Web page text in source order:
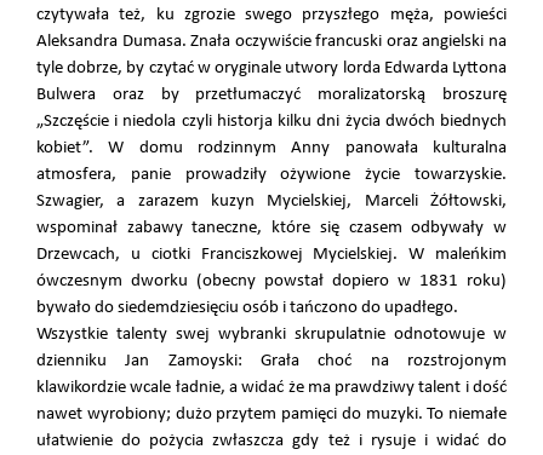
czytywała też, ku zgrozie swego przyszłego męża, powieści
Aleksandra Dumasa. Znała oczywiście francuski oraz angielski na
tyle dobrze, by czytać w oryginale utwory lorda Edwarda Lyttona
Bulwera oraz by przetłumaczyć moralizatorską broszurę
„Szczęście i niedola czyli historja kilku dni życia dwóch biednych
kobiet”. W domu rodzinnym Anny panowała kulturalna
atmosfera, panie prowadziły ożywione życie towarzyskie.
Szwagier, a zarazem kuzyn Mycielskiej, Marceli Żółtowski,
wspominał zabawy taneczne, które się czasem odbywały w
Drzewcach, u ciotki Franciszkowej Mycielskiej. W maleńkim
ówczesnym dworku (obecny powstał dopiero w 1831 roku)
bywało do siedemdziesięciu osób i tańczono do upadłego.
Wszystkie talenty swej wybranki skrupulatnie odnotowuje w
dzienniku Jan Zamoyski: Grała choć na rozstrojonym
klawikordzie wcale ładnie, a widać że ma prawdziwy talent i dość
nawet wyrobiony; dużo przytem pamięci do muzyki. To niemałe
ułatwienie do pożycia zwłaszcza gdy też i rysuje i widać do